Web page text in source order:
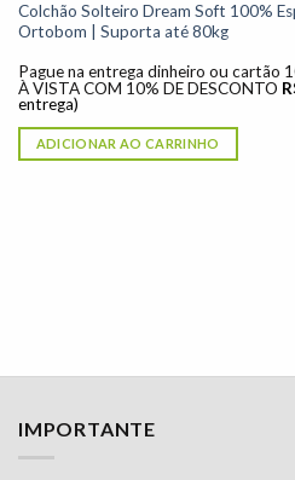
Colchão Solteiro Dream Soft 100%
Ortobom | Suporta até 80kg
Pague na entrega dinheiro ou cartão
À VISTA COM 10% DE DESCONTO
entrega)
ADICIONAR AO CARRINHO
IMPORTANTE